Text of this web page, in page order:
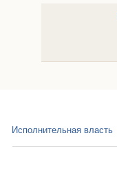
Исполнительная власть